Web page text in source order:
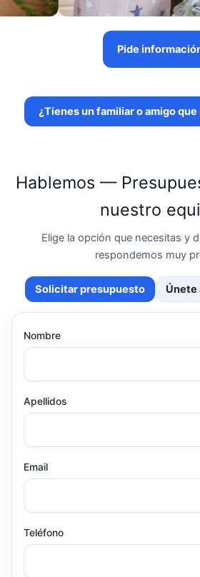
Pide
¿Tienes un familiar o amigo
Hablemos —
nuestro
Elige la opción que necesitas y
respondemos muy
Solicitar presupuesto Únete
Nombre
Apellidos
Email
Teléfono